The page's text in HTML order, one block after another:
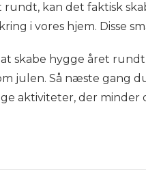
kan det faktisk
i vores hjem. Disse
skabe hygge året
julen. Så næste gang
aktiviteter, der